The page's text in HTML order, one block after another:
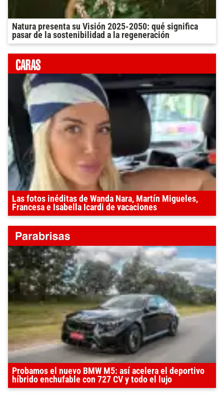
Natura presenta su Visión 2025-2050: qué significa
pasar de la sostenibilidad a la regeneración
Las fotos inéditas de Wanda Nara, Martín Migueles,
Francesa e Isabella Icardi de vacaciones
Probamos el nuevo BMW M5: así acelera el deportivo
híbrido enchufable con 727 CV y todo el lujo